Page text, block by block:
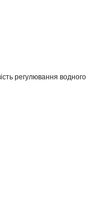
регулювання водного